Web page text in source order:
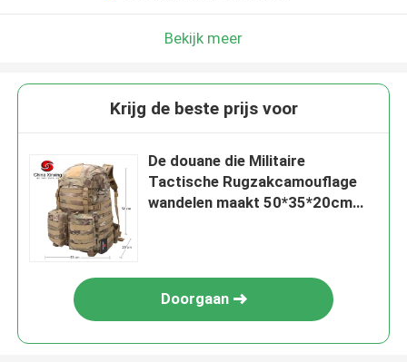
Bekijk meer
Krijg de beste prijs voor
De douane die Militaire
Tactische Rugzakcamouflage
wandelen maakt 50*35*20cm
Doorgaan